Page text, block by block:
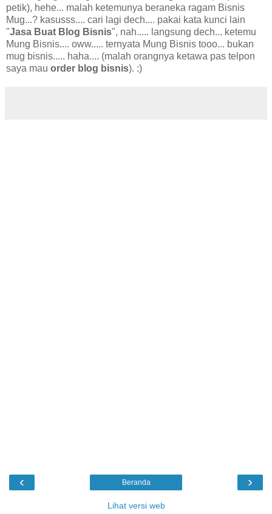
petik), hehe... malah ketemunya beraneka ragam Bisnis
Mug...? kasusss.... cari lagi dech.... pakai kata kunci lain
"Jasa Buat Blog Bisnis", nah..... langsung dech... ketemu
Mung Bisnis.... oww..... ternyata Mung Bisnis tooo... bukan
mug bisnis..... haha.... (malah orangnya ketawa pas telpon
saya mau order blog bisnis). :)
‹ ›
Beranda
Lihat versi web